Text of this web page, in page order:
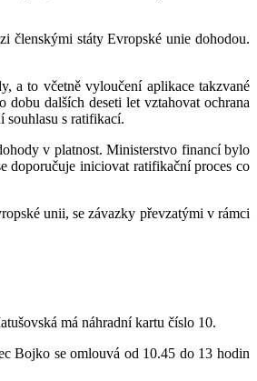
členskými státy Evropské unie dohodou.
a to včetně vyloučení aplikace takzvané
dalších deseti let vztahovat ochrana
souhlasu s ratifikací.
v platnost. Ministerstvo financí bylo
doporučuje iniciovat ratifikační proces co
unii, se závazky převzatými v rámci
má náhradní kartu číslo 10.
Bojko se omlouvá od 10.45 do 13 hodin